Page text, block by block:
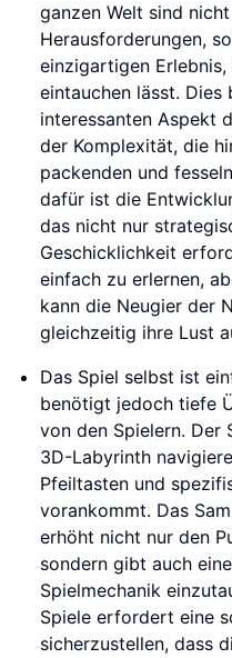
ganzen Welt sind
Herausforderungen,
einzigartigen
eintauchen lässt. Dies
interessanten Aspekt
der Komplexität, die
packenden und
dafür ist die
das nicht nur
Geschicklichkeit
einfach zu erlernen,
kann die Neugier der
gleichzeitig ihre Lust
Das Spiel selbst ist
benötigt jedoch tiefe
von den Spielern. Der
3D-Labyrinth
Pfeiltasten und
vorankommt. Das
erhöht nicht nur den
sondern gibt auch
Spielmechanik
Spiele erfordert eine
sicherzustellen, dass